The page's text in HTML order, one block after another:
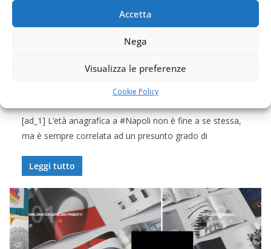
Accetta
Nega
Visualizza le preferenze
Cookie Policy
L’età anagrafica a #Napoli non è
fine a se stessa, ma è sempre
di parentela o grado d’istruzione,
ad esempio: Fraté
[ad_1] L’età anagrafica a #Napoli non è fine a se stessa,
ma è sempre correlata ad un presunto grado di
Leggi tutto